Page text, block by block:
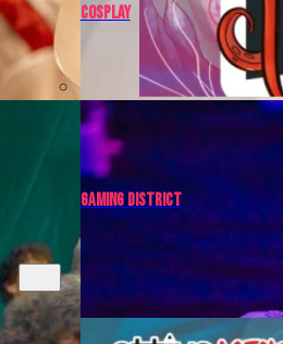
Cosplay
Gaming District